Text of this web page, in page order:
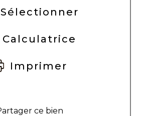
Sélectionner
Calculatrice
Imprimer
Partager ce bien